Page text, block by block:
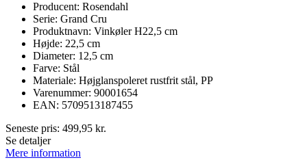
Producent: Rosendahl
Serie: Grand Cru
Produktnavn: Vinkøler H22,5 cm
Højde: 22,5 cm
Diameter: 12,5 cm
Farve: Stål
Materiale: Højglanspoleret rustfrit stål, PP
Varenummer: 90001654
EAN: 5709513187455
Seneste pris: 499,95 kr.
Se detaljer
Mere information